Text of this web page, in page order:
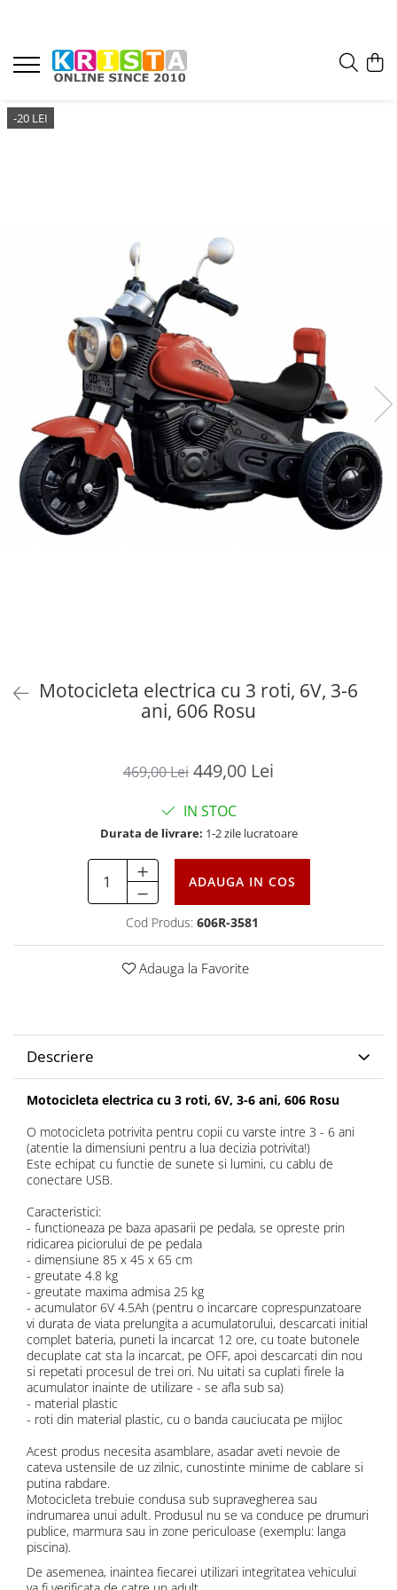
-20 LEI
Motocicleta electrica cu 3 roti, 6V, 3-6
ani, 606 Rosu
469,00 Lei 449,00 Lei
IN STOC
Durata de livrare: 1-2 zile lucratoare
ADAUGA IN COS
Cod Produs: 606R-3581
Adauga la Favorite
Descriere
Motocicleta electrica cu 3 roti, 6V, 3-6 ani, 606 Rosu
O motocicleta potrivita pentru copii cu varste intre 3 - 6 ani
(atentie la dimensiuni pentru a lua decizia potrivita!)
Este echipat cu functie de sunete si lumini, cu cablu de
conectare USB.
Caracteristici:
- functioneaza pe baza apasarii pe pedala, se opreste prin
ridicarea piciorului de pe pedala
- dimensiune 85 x 45 x 65 cm
- greutate 4.8 kg
- greutate maxima admisa 25 kg
- acumulator 6V 4.5Ah (pentru o incarcare coprespunzatoare
vi durata de viata prelungita a acumulatorului, descarcati initial
complet bateria, puneti la incarcat 12 ore, cu toate butonele
decuplate cat sta la incarcat, pe OFF, apoi descarcati din nou
si repetati procesul de trei ori. Nu uitati sa cuplati firele la
acumulator inainte de utilizare - se afla sub sa)
- material plastic
- roti din material plastic, cu o banda cauciucata pe mijloc
Acest produs necesita asamblare, asadar aveti nevoie de
cateva ustensile de uz zilnic, cunostinte minime de cablare si
putina rabdare.
Motocicleta trebuie condusa sub supravegherea sau
indrumarea unui adult. Produsul nu se va conduce pe drumuri
publice, marmura sau in zone periculoase (exemplu: langa
piscina).
De asemenea, inaintea fiecarei utilizari integritatea vehicului